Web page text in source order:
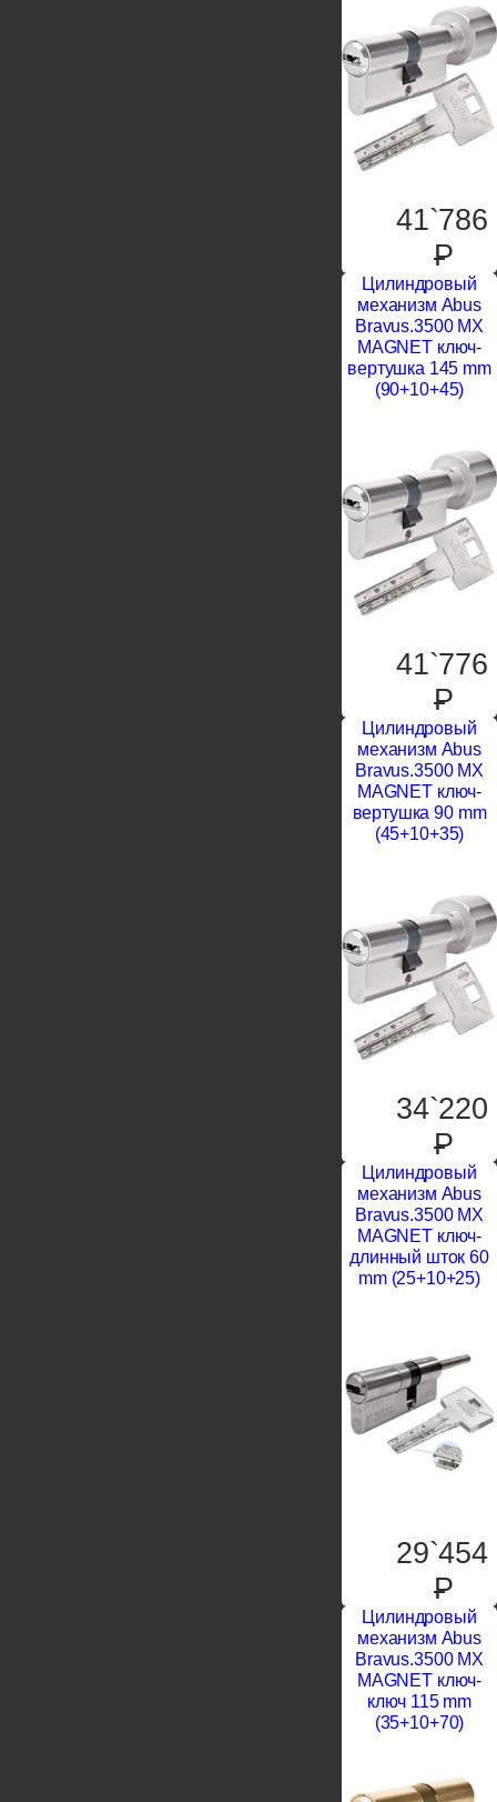
41`786
P
Цилиндровый
механизм Abus
Bravus.3500 MX
MAGNET ключ-
вертушка 145 mm
(90+10+45)
41`776
P
Цилиндровый
механизм Abus
Bravus.3500 MX
MAGNET ключ-
вертушка 90 mm
(45+10+35)
34`220
P
Цилиндровый
механизм Abus
Bravus.3500 MX
MAGNET ключ-
длинный шток 60
mm (25+10+25)
29`454
P
Цилиндровый
механизм Abus
Bravus.3500 MX
MAGNET ключ-
ключ 115 mm
(35+10+70)